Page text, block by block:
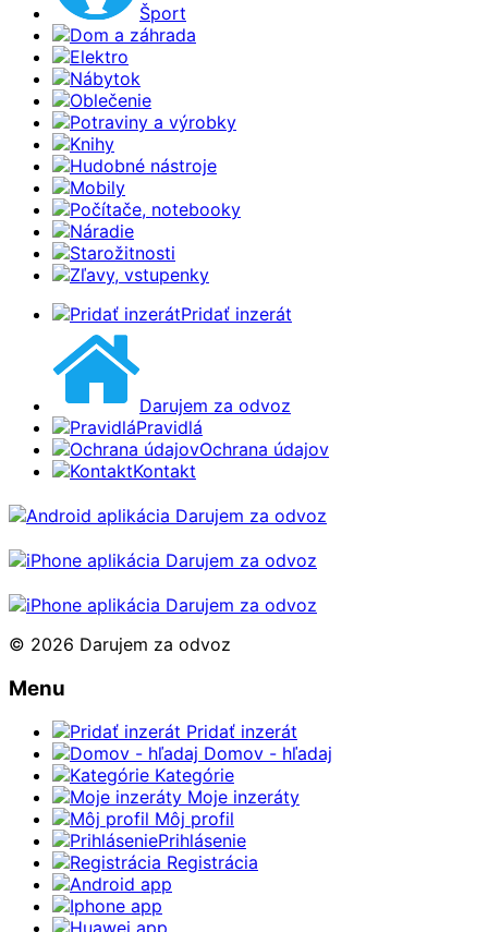
Šport
Dom a záhrada
Elektro
Nábytok
Oblečenie
Potraviny a výrobky
Knihy
Hudobné nástroje
Mobily
Počítače, notebooky
Náradie
Starožitnosti
Zľavy, vstupenky
Pridať inzerát
Darujem za odvoz
Pravidlá
Ochrana údajov
Kontakt
© 2026 Darujem za odvoz
Menu
Pridať inzerát
Domov - hľadaj
Kategórie
Moje inzeráty
Môj profil
Prihlásenie
Registrácia